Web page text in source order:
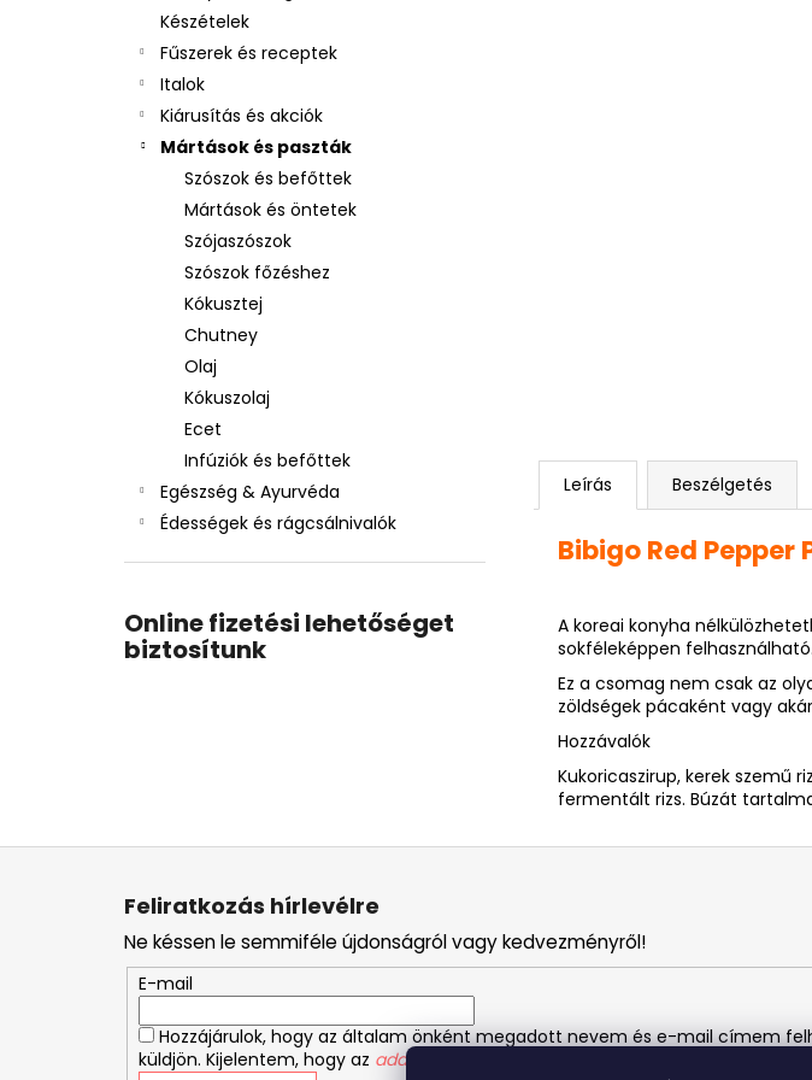
Készételek
Fűszerek és receptek
Italok
Kiárusítás és akciók
Mártások és paszták
Szószok és befőttek
Mártások és öntetek
Szójaszószok
Szószok főzéshez
Kókusztej
Chutney
Olaj
Kókuszolaj
Ecet
Infúziók és befőttek
Egészség & Ayurvéda
Édességek és rágcsálnivalók
Online fizetési lehetőséget
biztosítunk
Leírás Beszélgetés
Bibigo Red
A koreai konyha
sokféleképpen felhasználható.
Ez a csomag nem csak az
zöldségek pácaként vagy
Hozzávalók
Kukoricaszirup, kerek szemű
fermentált rizs. Búzát
L
Feliratkozás hírlevélre
Ne késsen le semmiféle újdonságról vagy kedvezményről!
E-mail
Hozzájárulok, hogy az általam önként megadott nevem és e-mail címem
küldjön. Kijelentem, hogy az adatkezelési tájékoztatót elolvastam.